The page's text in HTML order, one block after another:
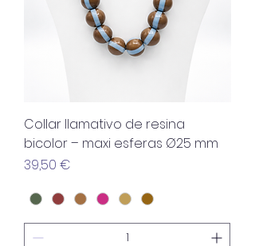
Collar llamativo de resina
bicolor – maxi esferas Ø25 mm
Precio
39,50 €